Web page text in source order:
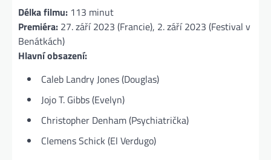
Délka filmu: 113 minut
Premiéra: 27. září 2023 (Francie), 2. září 2023 (Festival v
Benátkách)
Hlavní obsazení:
Caleb Landry Jones (Douglas)
Jojo T. Gibbs (Evelyn)
Christopher Denham (Psychiatrička)
Clemens Schick (El Verdugo)